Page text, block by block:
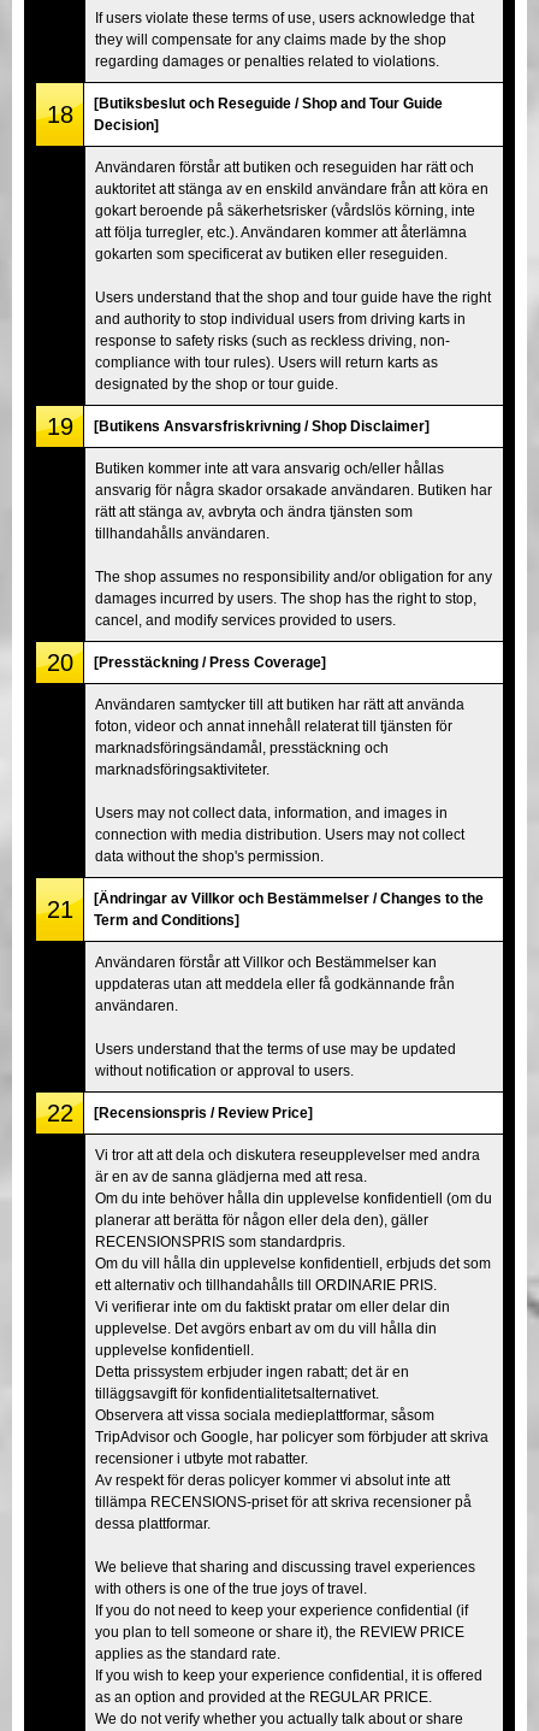
If users violate these terms of use, users acknowledge that
they will compensate for any claims made by the shop
regarding damages or penalties related to violations.
18
[Butiksbeslut och Reseguide / Shop and Tour Guide
Decision]
Användaren förstår att butiken och reseguiden har rätt och
auktoritet att stänga av en enskild användare från att köra en
gokart beroende på säkerhetsrisker (vårdslös körning, inte
att följa turregler, etc.). Användaren kommer att återlämna
gokarten som specificerat av butiken eller reseguiden.
Users understand that the shop and tour guide have the right
and authority to stop individual users from driving karts in
response to safety risks (such as reckless driving, non-
compliance with tour rules). Users will return karts as
designated by the shop or tour guide.
19 [Butikens Ansvarsfriskrivning / Shop Disclaimer]
Butiken kommer inte att vara ansvarig och/eller hållas
ansvarig för några skador orsakade användaren. Butiken har
rätt att stänga av, avbryta och ändra tjänsten som
tillhandahålls användaren.
The shop assumes no responsibility and/or obligation for any
damages incurred by users. The shop has the right to stop,
cancel, and modify services provided to users.
20 [Presstäckning / Press Coverage]
Användaren samtycker till att butiken har rätt att använda
foton, videor och annat innehåll relaterat till tjänsten för
marknadsföringsändamål, presstäckning och
marknadsföringsaktiviteter.
Users may not collect data, information, and images in
connection with media distribution. Users may not collect
data without the shop's permission.
21
[Ändringar av Villkor och Bestämmelser / Changes to the
Term and Conditions]
Användaren förstår att Villkor och Bestämmelser kan
uppdateras utan att meddela eller få godkännande från
användaren.
Users understand that the terms of use may be updated
without notification or approval to users.
22 [Recensionspris / Review Price]
Vi tror att att dela och diskutera reseupplevelser med andra
är en av de sanna glädjerna med att resa.
Om du inte behöver hålla din upplevelse konfidentiell (om du
planerar att berätta för någon eller dela den), gäller
RECENSIONSPRIS som standardpris.
Om du vill hålla din upplevelse konfidentiell, erbjuds det som
ett alternativ och tillhandahålls till ORDINARIE PRIS.
Vi verifierar inte om du faktiskt pratar om eller delar din
upplevelse. Det avgörs enbart av om du vill hålla din
upplevelse konfidentiell.
Detta prissystem erbjuder ingen rabatt; det är en
tilläggsavgift för konfidentialitetsalternativet.
Observera att vissa sociala medieplattformar, såsom
TripAdvisor och Google, har policyer som förbjuder att skriva
recensioner i utbyte mot rabatter.
Av respekt för deras policyer kommer vi absolut inte att
tillämpa RECENSIONS-priset för att skriva recensioner på
dessa plattformar.
We believe that sharing and discussing travel experiences
with others is one of the true joys of travel.
If you do not need to keep your experience confidential (if
you plan to tell someone or share it), the REVIEW PRICE
applies as the standard rate.
If you wish to keep your experience confidential, it is offered
as an option and provided at the REGULAR PRICE.
We do not verify whether you actually talk about or share